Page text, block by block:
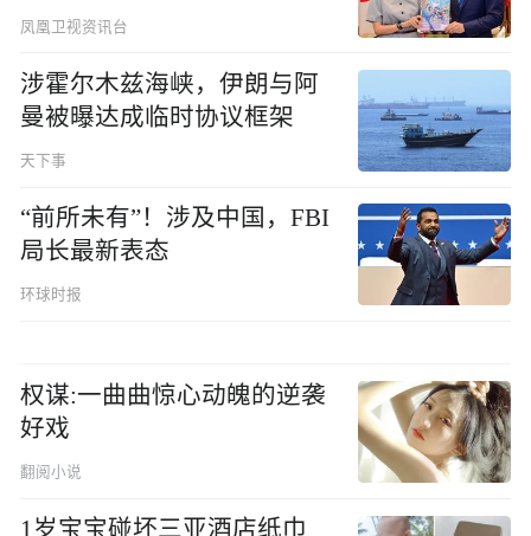
凤凰卫视资讯台
涉霍尔木兹海峡，伊朗与阿
曼被曝达成临时协议框架
天下事
“前所未有”！涉及中国，FBI
局长最新表态
环球时报
权谋:一曲曲惊心动魄的逆袭
好戏
翻阅小说
1岁宝宝碰坏三亚酒店纸巾